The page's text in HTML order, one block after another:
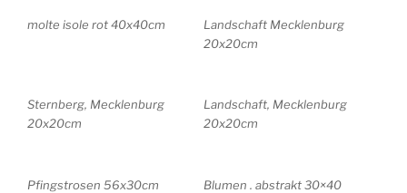
molte isole rot 40x40cm
Landschaft Mecklenburg
20x20cm
Sternberg, Mecklenburg
20x20cm
Landschaft, Mecklenburg
20x20cm
Pfingstrosen 56x30cm Blumen . abstrakt 30×40